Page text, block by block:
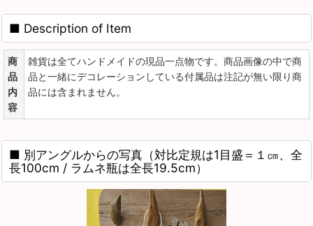
■ Description of Item
商
品
内
容
雑貨は全てハンドメイドの現品一点物です。商品画像の中で商
品と一緒にデコレーションしている付属品は注記が無い限り商
品には含まれません。
■ 別アングルからの写真（対比定規は1目盛＝１㎝、全
長100cm / ラムネ瓶は全長19.5cm）